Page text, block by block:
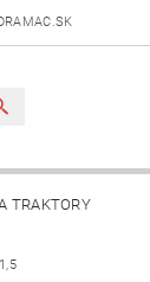
TRAKTORY